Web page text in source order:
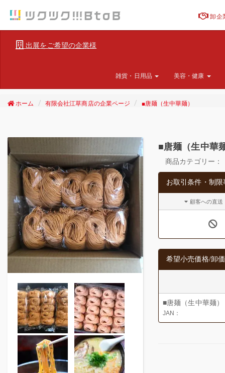
卸企
出展をご希望の企業様
雑貨・日用品 美容・健康
ホーム 有限会社江草商店の企業ページ ■唐麺（生中華麺）
■唐麺（生中華
商品カテゴリー：
お取引条件・制限
顧客への直送
希望小売価格/卸
■唐麺（生中華麺）
JAN：